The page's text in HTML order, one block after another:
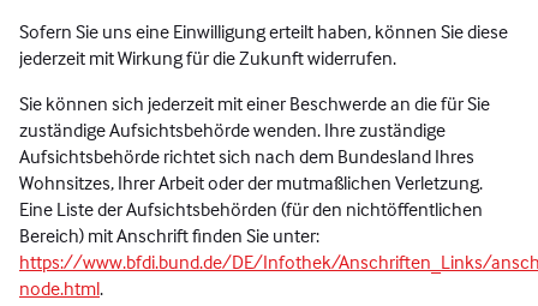
Sofern Sie uns eine Einwilligung erteilt haben, können Sie diese
jederzeit mit Wirkung für die Zukunft widerrufen.
Sie können sich jederzeit mit einer Beschwerde an die für Sie
zuständige Aufsichtsbehörde wenden. Ihre zuständige
Aufsichtsbehörde richtet sich nach dem Bundesland Ihres
Wohnsitzes, Ihrer Arbeit oder der mutmaßlichen Verletzung.
Eine Liste der Aufsichtsbehörden (für den nichtöffentlichen
Bereich) mit Anschrift finden Sie unter:
https://www.bfdi.bund.de/DE/Infothek/Anschriften_Links/
node.html.